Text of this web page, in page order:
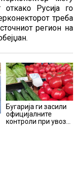
откако Русија го
треба
регион на
Бугарија ги засили
официјалните
контроли при увоз